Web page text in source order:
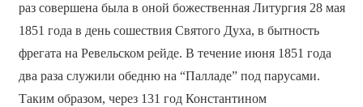
раз совершена была в оной божественная Литургия 28 мая
1851 года в день сошествия Святого Духа, в бытность
фрегата на Ревельском рейде. В течение июня 1851 года
два раза служили обедню на “Палладе” под парусами.
Таким образом, через 131 год Константином